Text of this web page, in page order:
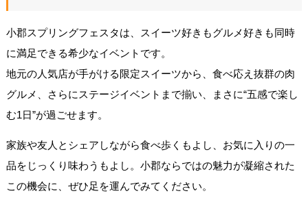
小郡スプリングフェスタは、スイーツ好きもグルメ好きも同時
に満足できる希少なイベントです。
地元の人気店が手がける限定スイーツから、食べ応え抜群の肉
グルメ、さらにステージイベントまで揃い、まさに“五感で楽し
む1日”が過ごせます。
家族や友人とシェアしながら食べ歩くもよし、お気に入りの一
品をじっくり味わうもよし。小郡ならではの魅力が凝縮された
この機会に、ぜひ足を運んでみてください。